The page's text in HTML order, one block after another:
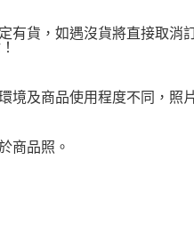
有貨，如遇沒貨將直接取消
境及商品使用程度不同，照
商品照。